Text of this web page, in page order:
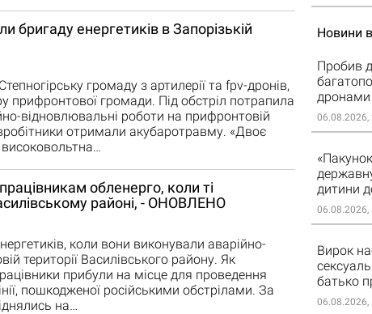
бригаду енергетиків в Запорізькій
громаду з артилерії та fpv-дронів,
прифронтової громади. Під обстріл потрапила
відновлювальні роботи на прифронтовій
отримали акубаротравму. «Двоє
обленерго, коли ті
районі, - ОНОВЛЕНО
коли вони виконували аварійно-
території Василівського району. Як
прибули на місце для проведення
пошкодженої російськими обстрілами. За
на…
Новини
Пробив
дронами
06.08.2026,
дитини
06.08.2026,
Вирок
батько
06.08.2026,